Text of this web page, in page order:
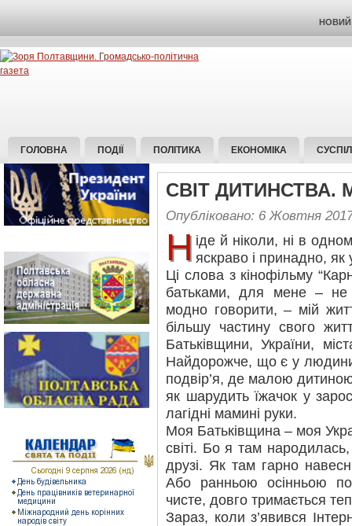
НОВИЙ
ГОЛОВНА ПОДІЇ ПОЛІТИКА ЕКОНОМІКА
СВIТ ДИТИНСТВА.
Опубліковано: 6 Жовтня
Н іде й ніколи, ні в
яскраво і принадно, як
Ці слова з кінофільму
батьками, для мене – не
модно говорити, – мій
більшу частину свого
Батьківщини, України,
Найдорожче, що є у
подвір’я, де малою
як шарудить їжачок у
лагіднi мамині руки.
Моя Батьківщина – моя
світі. Бо я там
друзі. Як там гарно
Або ранньою осінньою
чисте, довго тримається
Зараз, коли з’явився